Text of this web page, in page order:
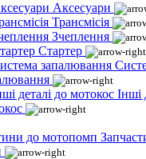
Аксесуари
Трансмісія
Зчеплення
Стартер
Інші